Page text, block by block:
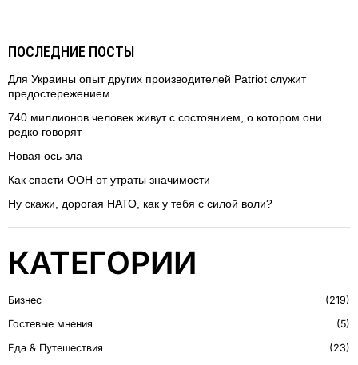
ПОСЛЕДНИЕ ПОСТЫ
Для Украины опыт других производителей Patriot служит
предостережением
740 миллионов человек живут с состоянием, о котором они
редко говорят
Новая ось зла
Как спасти ООН от утраты значимости
Ну скажи, дорогая НАТО, как у тебя с силой воли?
КАТЕГОРИИ
Бизнес
219
Гостевые мнения
5
Еда & Путешествия
23